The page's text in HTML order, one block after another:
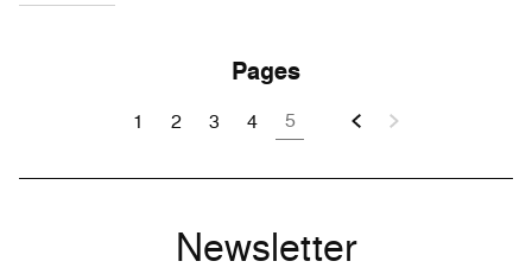
Pages
1 2 3 4 5
Newsletter